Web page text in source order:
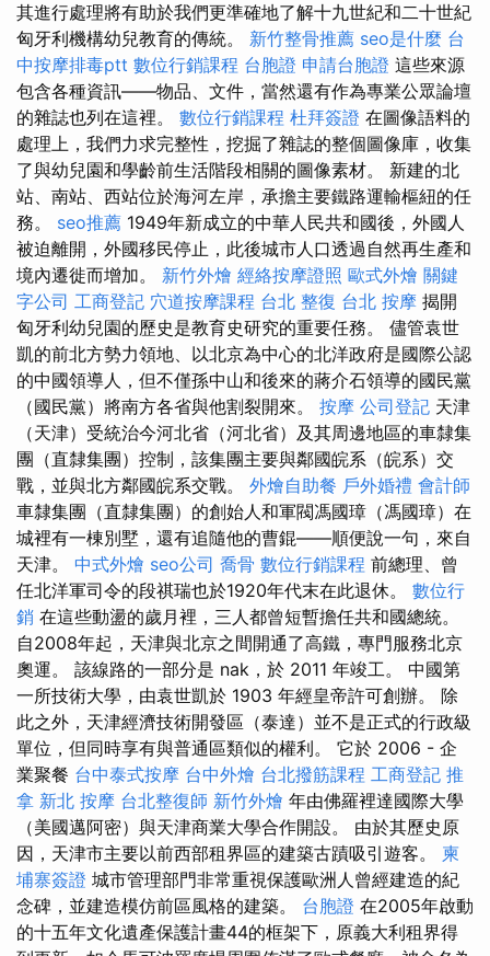
其進行處理將有助於我們更準確地了解十九世紀和二十世紀
匈牙利機構幼兒教育的傳統。 新竹整骨推薦 seo是什麼 台
中按摩排毒ptt 數位行銷課程 台胞證 申請台胞證 這些來源
包含各種資訊——物品、文件，當然還有作為專業公眾論壇
的雜誌也列在這裡。 數位行銷課程 杜拜簽證 在圖像語料的
處理上，我們力求完整性，挖掘了雜誌的整個圖像庫，收集
了與幼兒園和學齡前生活階段相關的圖像素材。 新建的北
站、南站、西站位於海河左岸，承擔主要鐵路運輸樞紐的任
務。 seo推薦 1949年新成立的中華人民共和國後，外國人
被迫離開，外國移民停止，此後城市人口透過自然再生產和
境內遷徙而增加。 新竹外燴 經絡按摩證照 歐式外燴 關鍵
字公司 工商登記 穴道按摩課程 台北 整復 台北 按摩 揭開
匈牙利幼兒園的歷史是教育史研究的重要任務。 儘管袁世
凱的前北方勢力領地、以北京為中心的北洋政府是國際公認
的中國領導人，但不僅孫中山和後來的蔣介石領導的國民黨
（國民黨）將南方各省與他割裂開來。 按摩 公司登記 天津
（天津）受統治今河北省（河北省）及其周邊地區的車隸集
團（直隸集團）控制，該集團主要與鄰國皖系（皖系）交
戰，並與北方鄰國皖系交戰。 外燴自助餐 戶外婚禮 會計師
車隸集團（直隸集團）的創始人和軍閥馮國璋（馮國璋）在
城裡有一棟別墅，還有追隨他的曹錕——順便說一句，來自
天津。 中式外燴 seo公司 喬骨 數位行銷課程 前總理、曾
任北洋軍司令的段祺瑞也於1920年代末在此退休。 數位行
銷 在這些動盪的歲月裡，三人都曾短暫擔任共和國總統。
自2008年起，天津與北京之間開通了高鐵，專門服務北京
奧運。 該線路的一部分是 nak，於 2011 年竣工。 中國第
一所技術大學，由袁世凱於 1903 年經皇帝許可創辦。 除
此之外，天津經濟技術開發區（泰達）並不是正式的行政級
單位，但同時享有與普通區類似的權利。 它於 2006 - 企
業聚餐 台中泰式按摩 台中外燴 台北撥筋課程 工商登記 推
拿 新北 按摩 台北整復師 新竹外燴 年由佛羅裡達國際大學
（美國邁阿密）與天津商業大學合作開設。 由於其歷史原
因，天津市主要以前西部租界區的建築古蹟吸引遊客。 柬
埔寨簽證 城市管理部門非常重視保護歐洲人曾經建造的紀
念碑，並建造模仿前區風格的建築。 台胞證 在2005年啟動
的十五年文化遺產保護計畫44的框架下，原義大利租界得